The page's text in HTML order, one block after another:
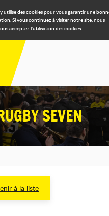
utilise des cookies pour vous garantir une
Si vous continuez à visiter notre site, nous
acceptez l'utilisation des cookies.
SEVEN
à la liste